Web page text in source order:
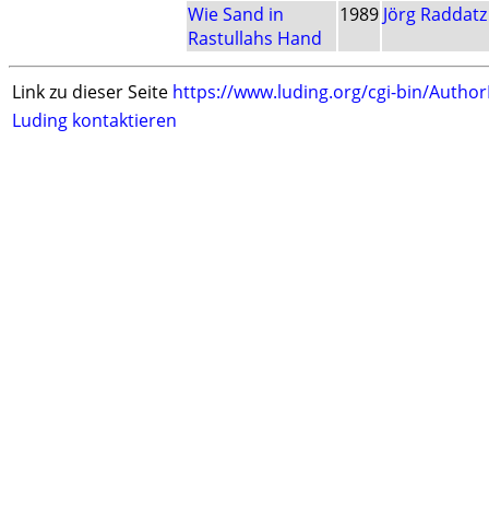
Wie Sand in
Rastullahs Hand
1989 Jörg Raddatz
Link zu dieser Seite https://www.luding.org/cgi-bin/
Luding kontaktieren